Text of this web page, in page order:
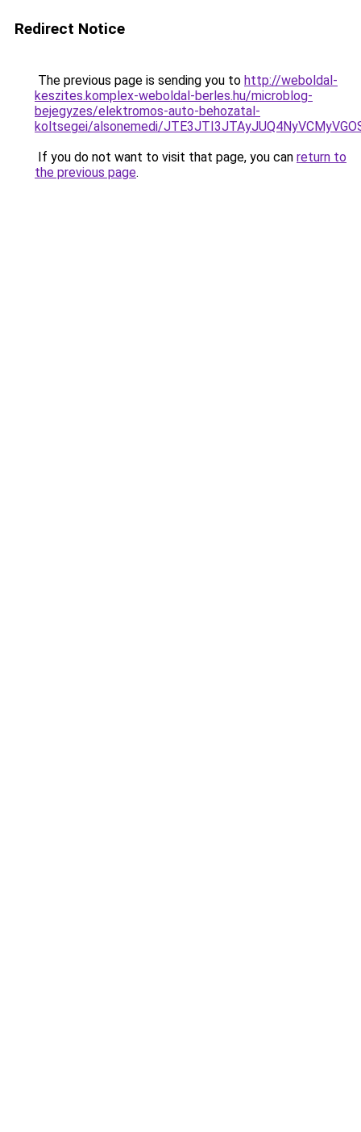
Redirect Notice
The previous page is sending you to http://weboldal-
keszites.komplex-weboldal-berles.hu/microblog-
bejegyzes/elektromos-auto-behozatal-
koltsegei/alsonemedi/
If you do not want to visit that page, you can return to
the previous page.